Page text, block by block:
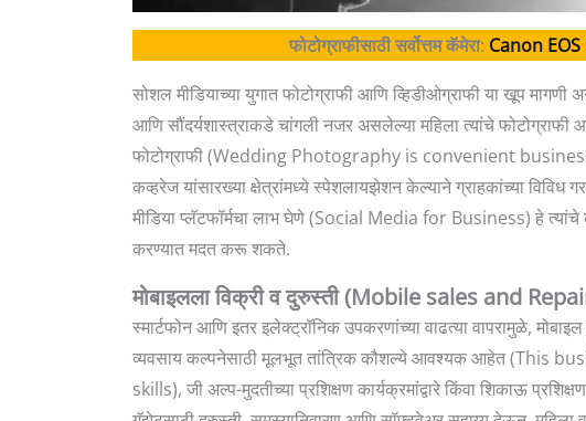
फोटोग्राफीसाठी सर्वोत्तम कॅमेरा: Canon
सोशल मीडियाच्या युगात फोटोग्राफी आणि व्हिडीओग्राफी या खूप
आणि सौंदर्यशास्त्राकडे चांगली नजर असलेल्या महिला त्यांचे
फोटोग्राफी (Wedding Photography is convenient business
कव्हरेज यांसारख्या क्षेत्रांमध्ये स्पेशलायझेशन केल्याने ग्राहकांच्या
मीडिया प्लॅटफॉर्मचा लाभ घेणे (Social Media for Business) हे त्यांचे
करण्यात मदत करू शकते.
मोबाइलला विक्री व दुरुस्ती (Mobile sales and
स्मार्टफोन आणि इतर इलेक्ट्रॉनिक उपकरणांच्या वाढत्या वापरामुळे,
व्यवसाय कल्पनेसाठी मूलभूत तांत्रिक कौशल्ये आवश्यक आहेत (This
skills), जी अल्प-मुदतीच्या प्रशिक्षण कार्यक्रमांद्वारे किंवा शिकाऊ